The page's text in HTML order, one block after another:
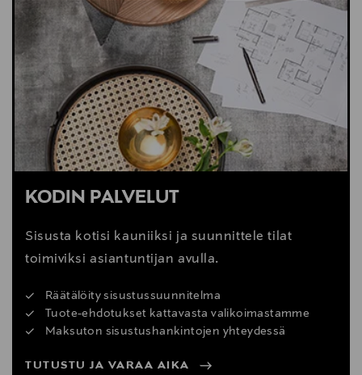
KATSO SISUSTUSVINKIT
KODIN PALVELUT
Sisusta kotisi kauniiksi ja suunnittele tilat
toimiviksi asiantuntijan avulla.
Räätälöity sisustussuunnitelma
Tuote-ehdotukset kattavasta valikoimastamme
Maksuton sisustushankintojen yhteydessä
TUTUSTU JA VARAA AIKA